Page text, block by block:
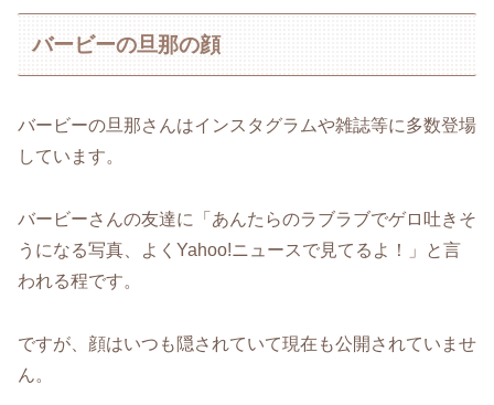
バービーの旦那の顔
バービーの旦那さんはインスタグラムや雑誌等に多数登場
しています。
バービーさんの友達に「あんたらのラブラブでゲロ吐きそ
うになる写真、よくYahoo!ニュースで見てるよ！」と言
われる程です。
ですが、顔はいつも隠されていて現在も公開されていませ
ん。